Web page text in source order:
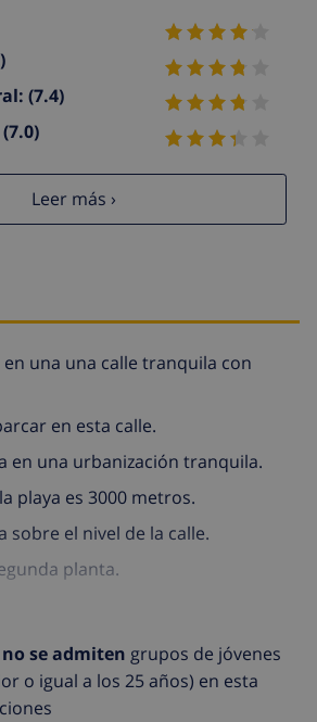
(7.4)
(7.0)
Leer más ›
una una calle tranquila con
en esta calle.
en una urbanización tranquila.
playa es 3000 metros.
sobre el nivel de la calle.
planta.
con piscina privada.
se encuentran:
no se admiten grupos de jóvenes
o igual a los 25 años) en esta